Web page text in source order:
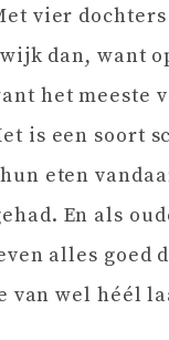
vier
dan, want
het
is een soort
eten
En als
alles goed
van wel héél